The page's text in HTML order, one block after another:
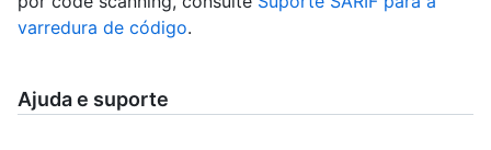
varredura de código.
Ajuda e suporte